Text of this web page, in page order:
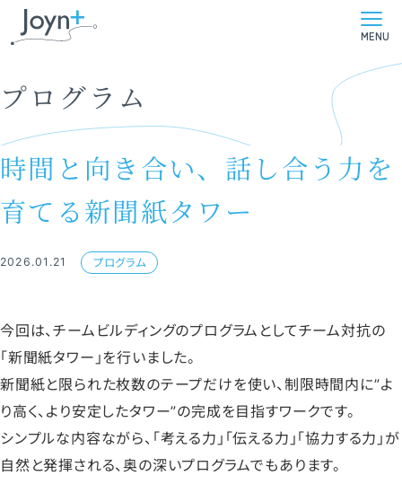
MENU
プログラム
時間と向き合い、話し合う力を
育てる新聞紙タワー
2026.01.21 プログラム
今回は、チームビルディングのプログラムとしてチーム対抗の
「新聞紙タワー」を行いました。
新聞紙と限られた枚数のテープだけを使い、制限時間内に”よ
り高く、より安定したタワー”の完成を目指すワークです。
シンプルな内容ながら、「考える力」「伝える力」「協力する力」が
自然と発揮される、奥の深いプログラムでもあります。